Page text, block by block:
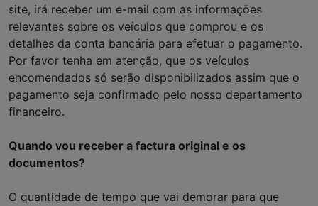
site, irá receber um e-mail com as informações
relevantes sobre os veículos que comprou e os
detalhes da conta bancária para efetuar o pagamento.
Por favor tenha em atenção, que os veículos
encomendados só serão disponibilizados assim que o
pagamento seja confirmado pelo nosso departamento
financeiro.
Quando vou receber a factura original e os
documentos?
O quantidade de tempo que vai demorar para que